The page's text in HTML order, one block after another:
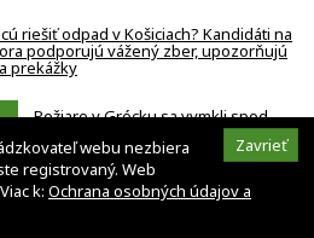
riešiť odpad v Košiciach? Kandidáti na
podporujú vážený zber, upozorňujú
prekážky
Požiare v Grécku sa vymkli spod
kontroly. Hasiči bojujú na viacerých
frontoch naraz Zavrieť
webu nezbiera
registrovaný. Web
k: Ochrana osobných údajov a